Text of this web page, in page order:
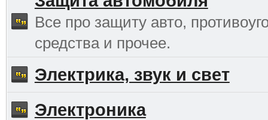
Все про защиту авто,
средства и прочее.
Электрика, звук и свет
Электроника